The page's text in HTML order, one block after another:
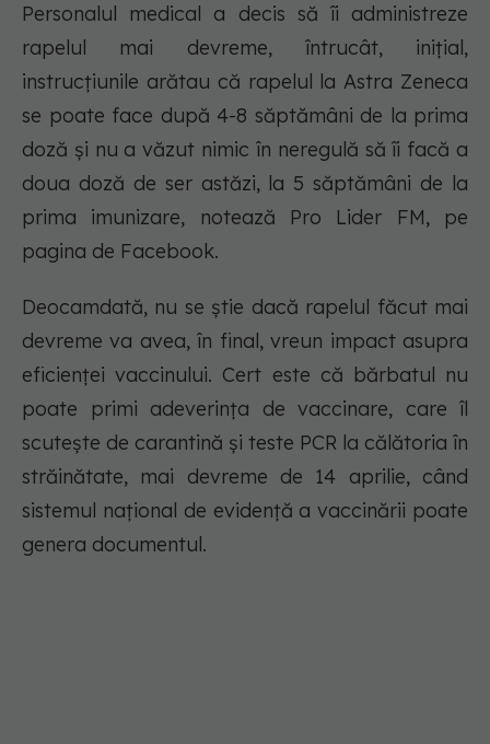
Personalul medical a decis să îi administreze
rapelul mai devreme, întrucât, inițial,
instrucțiunile arătau că rapelul la Astra Zeneca
se poate face după 4-8 săptămâni de la prima
doză și nu a văzut nimic în neregulă să îi facă a
doua doză de ser astăzi, la 5 săptămâni de la
prima imunizare, notează Pro Lider FM, pe
pagina de Facebook.
Deocamdată, nu se știe dacă rapelul făcut mai
devreme va avea, în final, vreun impact asupra
eficienței vaccinului. Cert este că bărbatul nu
poate primi adeverința de vaccinare, care îl
scutește de carantină și teste PCR la călătoria în
străinătate, mai devreme de 14 aprilie, când
sistemul național de evidență a vaccinării poate
genera documentul.